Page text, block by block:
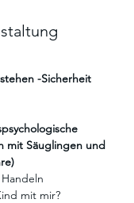
-Sicherheit
mit Säuglingen und
mit mir?